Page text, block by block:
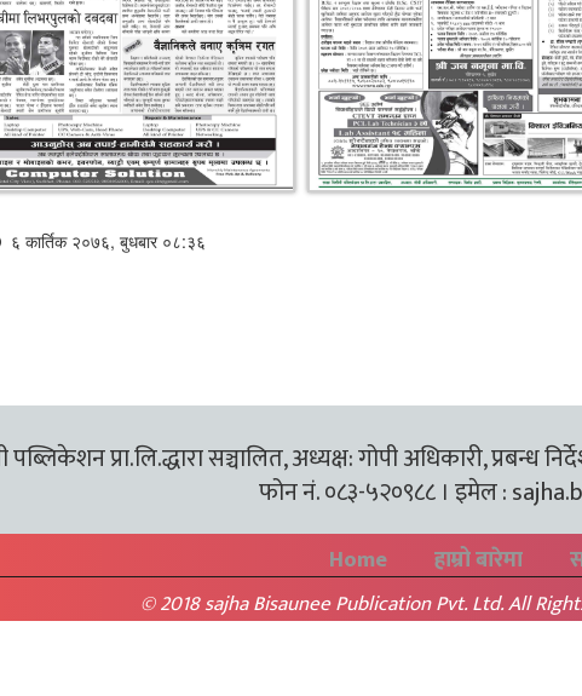
६ कार्तिक २०७६, बुधबार ०८:३६
पब्लिकेशन प्रा.लि.द्धारा सञ्चालित, अध्यक्ष: गोपी अधिकारी, प्रबन्ध
फोन नं. ०८३-५२०९८८ । इमेल :
Home हाम्रो बारेमा
© 2018 sajha Bisaunee Publication Pvt. Ltd. All